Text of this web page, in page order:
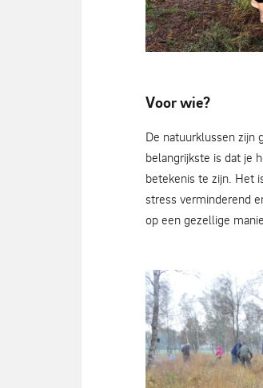
Voor wie?
De natuurklussen zijn
belangrijkste is dat je
betekenis te zijn. Het
stress verminderend
op een gezellige